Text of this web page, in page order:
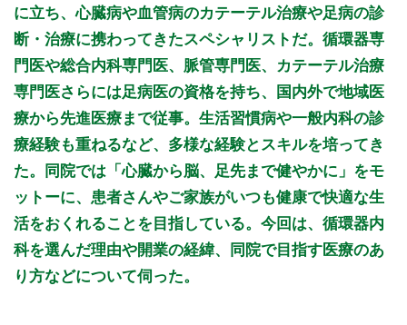
初診受付
に立ち、心臓病や血管病のカテーテル治療や足病の診
断・治療に携わってきたスペシャリストだ。循環器専
門医や総合内科専門医、脈管専門医、カテーテル治療
専門医さらには足病医の資格を持ち、国内外で地域医
療から先進医療まで従事。生活習慣病や一般内科の診
療経験も重ねるなど、多様な経験とスキルを培ってき
た。同院では「心臓から脳、足先まで健やかに」をモ
ットーに、患者さんやご家族がいつも健康で快適な生
活をおくれることを目指している。今回は、循環器内
科を選んだ理由や開業の経緯、同院で目指す医療のあ
り方などについて伺った。